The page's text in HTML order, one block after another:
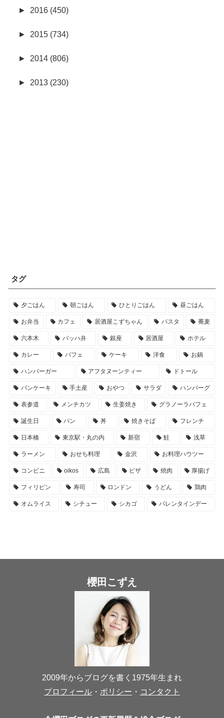
► 2016 (450)
► 2015 (734)
► 2014 (806)
► 2013 (230)
タグ
夕ごはん 朝ごはん ひとりごはん 昼ごはん
お弁当 カフェ 居酒屋こずちゃん パスタ 蕎麦
六本木 バッハ弁 銀座 居酒屋 ホテル
カレー パフェ ケーキ 洋食 お鍋
ハンバーガー アフタヌーンティー ドトール
パンケーキ 手土産 おやつ サラダ ハンバーグ
表参道 メンチカツ 生姜焼き グラノーラパフェ
誕生日 パン 丼 焼きそば フレンチ
日本橋 東京駅・丸の内 新宿 鮭 浅草
ラーメン おせち料理 金沢 お料理ハウツー
コンビニ oikos 広島 ピザ 焼肉 厚揚げ
フィリピン 寿司 ロンドン うどん 鶏肉
オムライス シチュー シカゴ バレンタインデー
櫻田こずえ
2009年からブログを書く1975年生まれ
プロフィール ・ ポリシー ・ コンタクト